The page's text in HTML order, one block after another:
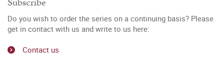
Do you wish to order the series on a continuing basis? Please
get in contact with us and write to us here:
Contact us